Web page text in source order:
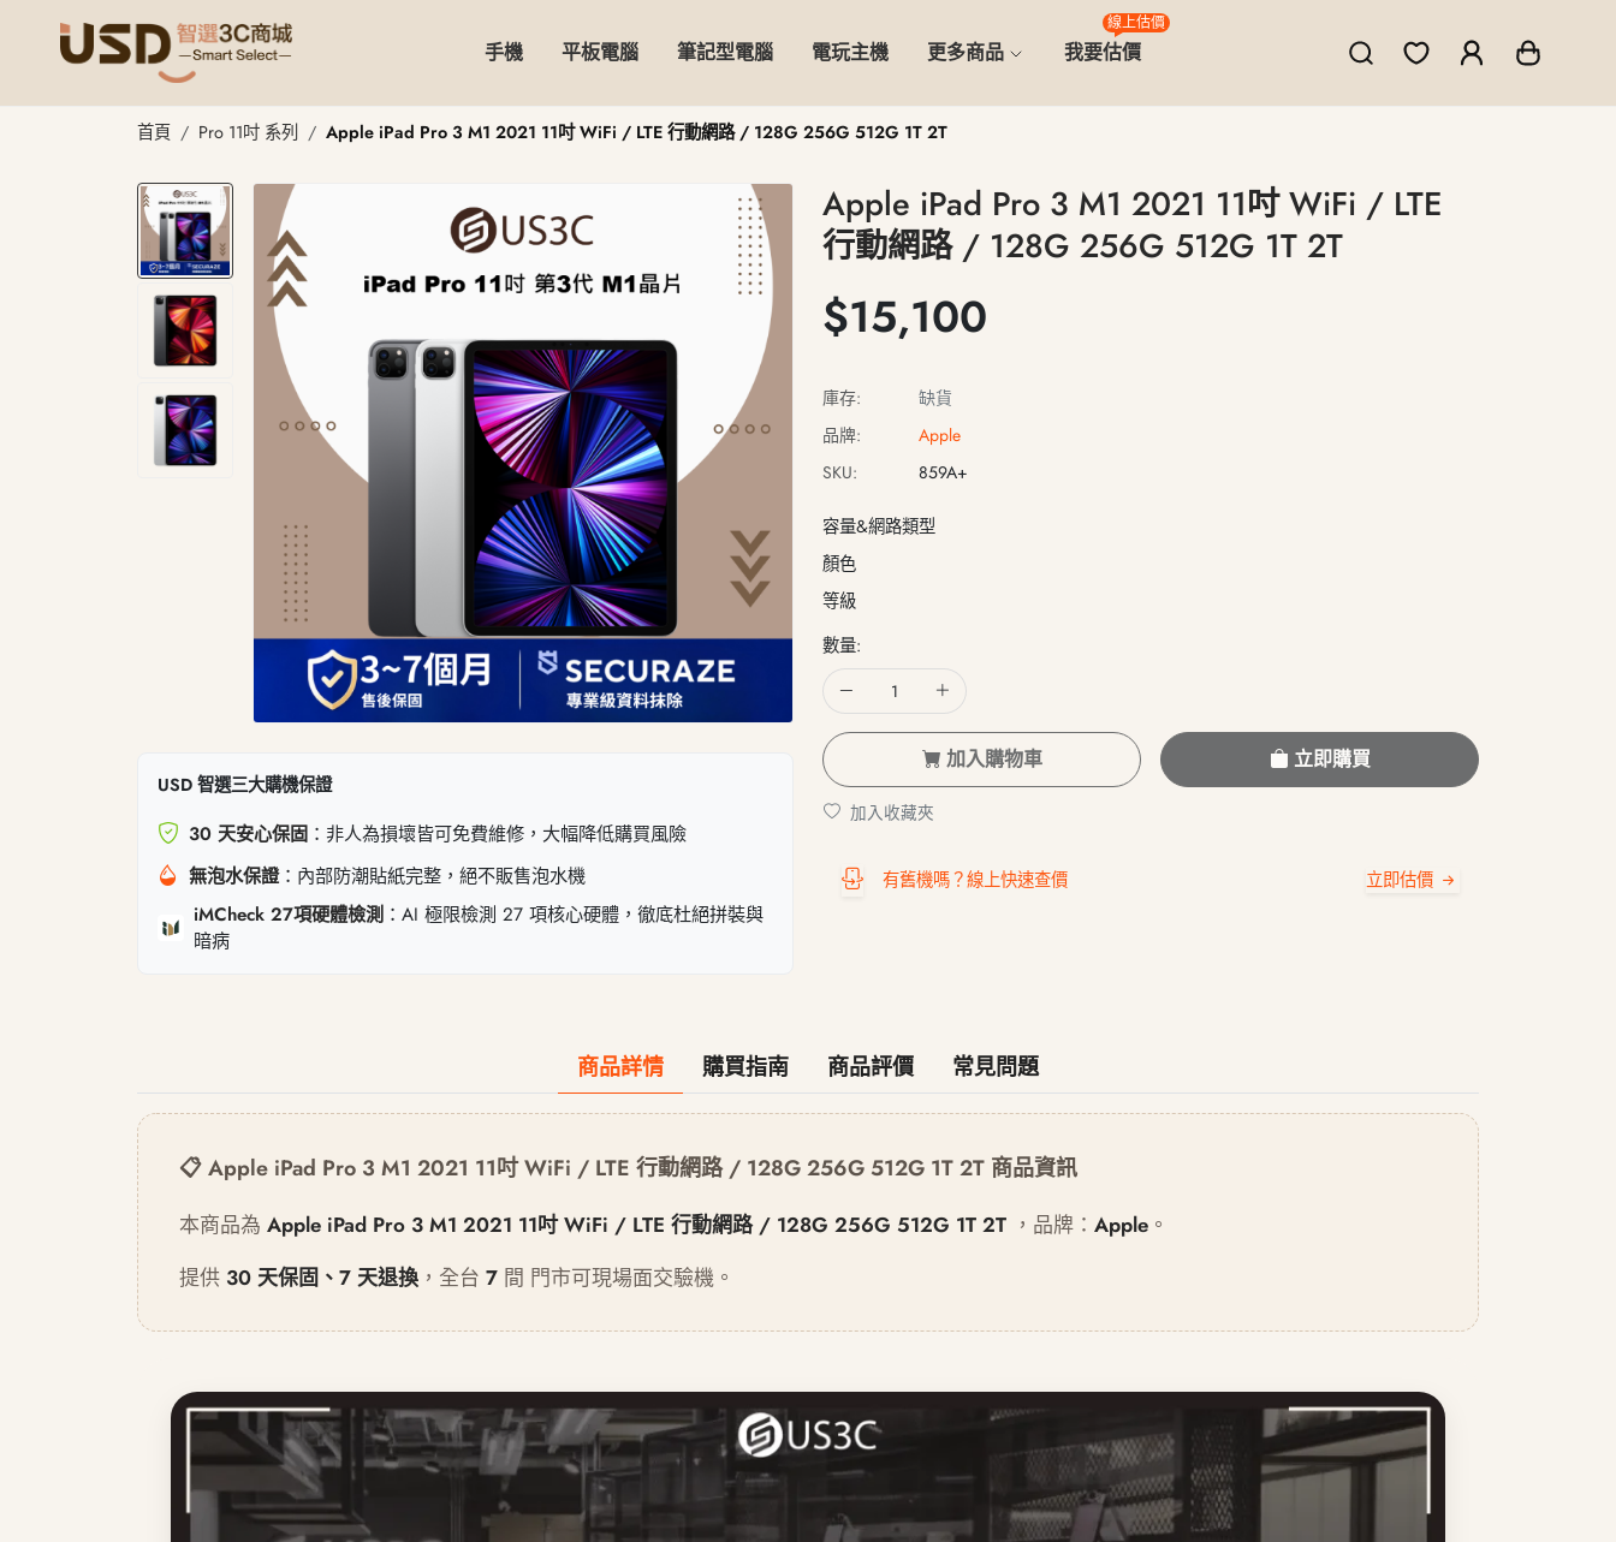
手機 平板電腦 筆記型電腦 電玩主機 更多商品 我要估價
線上估價
首頁 Pro 11吋 系列 Apple iPad Pro 3 M1 2021 11吋 WiFi / LTE 行動網路 / 128G 256G 512G 1T 2T
USD 智選三大購機保證
30 天安心保固 ：非人為損壞皆可免費維修，大幅降低購買風險
無泡水保證：內部防潮貼紙完整，絕不販售泡水機
iMCheck 27項硬體檢測 ：AI 極限檢測 27 項核心硬體，徹底杜絕拼裝與
暗病
Apple iPad Pro 3 M1 2021 11吋 WiFi / LTE
行動網路 / 128G 256G 512G 1T 2T
$15,100
庫存:
缺貨
品牌:
Apple
SKU:
859A+
容量&網路類型
顏色
等級
數量:
加入購物車 立即購買
加入收藏夾
有舊機嗎？線上快速查價 立即估價
商品詳情 購買指南 商品評價 常見問題
📋 Apple iPad Pro 3 M1 2021 11吋 WiFi / LTE 行動網路 / 128G 256G 512G 1T 2T 商品資訊
本商品為 Apple iPad Pro 3 M1 2021 11吋 WiFi / LTE 行動網路 / 128G 256G 512G 1T 2T ，品牌： Apple 。
提供 30 天保固、7 天退換 ，全台 7 間 門市可現場面交驗機。